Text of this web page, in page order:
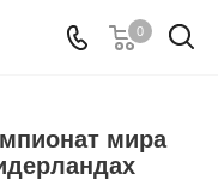
0
мира